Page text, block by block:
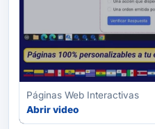
Páginas Web Interactivas
Abrir video